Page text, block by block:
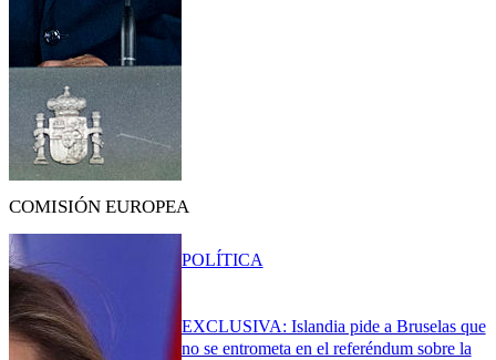
COMISIÓN EUROPEA
EXCLUSIVA: Islandia pide a Bruselas que
no se entrometa en el referéndum sobre la
POLÍTICA